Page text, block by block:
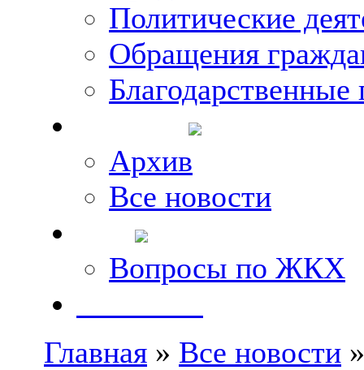
Политические
Обращения
Благодарственные
Архив
Все новости
Вопросы по ЖКХ
Главная » Все новости